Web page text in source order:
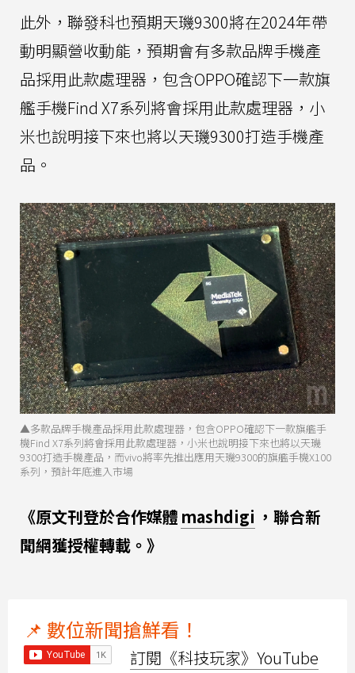
此外，聯發科也預期天璣9300將在2024年帶
動明顯營收動能，預期會有多款品牌手機產
品採用此款處理器，包含OPPO確認下一款旗
艦手機Find X7系列將會採用此款處理器，小
米也說明接下來也將以天璣9300打造手機產
品。
▲多款品牌手機產品採用此款處理器，包含OPPO確認下一款旗艦手
機Find X7系列將會採用此款處理器，小米也說明接下來也將以天璣
9300打造手機產品，而vivo將率先推出應用天璣9300的旗艦手機X100
系列，預計年底進入市場
《原文刊登於合作媒體 mashdigi ，聯合新
聞網獲授權轉載。》
📌 數位新聞搶鮮看！
訂閱《科技玩家》YouTube